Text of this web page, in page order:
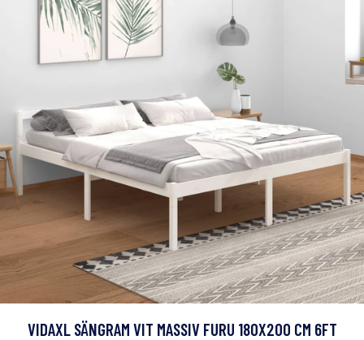
VIDAXL SÄNGRAM VIT MASSIV FURU 180X200 CM 6FT